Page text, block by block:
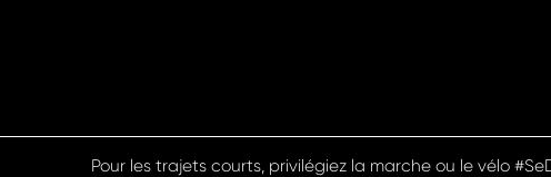
Pour les trajets courts, privilégiez la marche ou le vélo